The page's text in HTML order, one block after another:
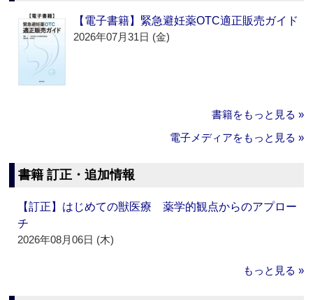
【電子書籍】緊急避妊薬OTC適正販売ガイド
2026年07月31日 (金)
書籍をもっと見る »
電子メディアをもっと見る »
書籍 訂正・追加情報
【訂正】はじめての獣医療 薬学的観点からのアプロー
チ
2026年08月06日 (木)
もっと見る »